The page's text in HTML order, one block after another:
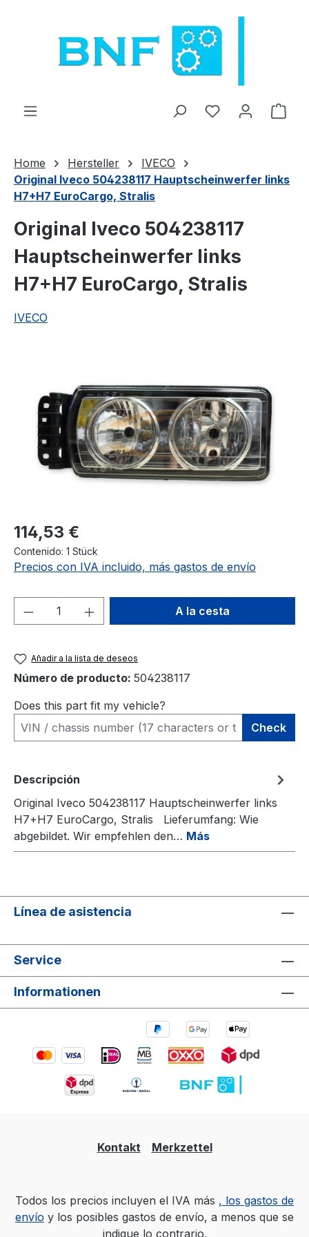
Tienes 0 El
Home Hersteller
IVECO
Original Iveco 504238117 Hauptscheinwerfer links
H7+H7 EuroCargo, Stralis
Original Iveco 504238117
Hauptscheinwerfer links
H7+H7 EuroCargo, Stralis
IVECO
Precio normal:
114,53 €
Contenido: 1 Stück
Precios con IVA incluido, más gastos de envío
Cantidad del producto: introduce la
A la cesta
Añadir a la lista de deseos
Número de producto: 504238117
Does this part fit my vehicle?
Check
Descripción
Original Iveco 504238117 Hauptscheinwerfer links
H7+H7 EuroCargo, Stralis Lieferumfang: Wie
abgebildet. Wir empfehlen den… Más
Línea de asistencia
Service
Informationen
Kontakt Merkzettel
Todos los precios incluyen el IVA más , los gastos de
envío y los posibles gastos de envío, a menos que se
indique lo contrario.